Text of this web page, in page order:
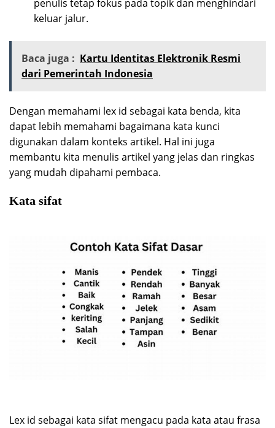
penulis tetap fokus pada topik dan menghindari
keluar jalur.
Baca juga : Kartu Identitas Elektronik Resmi
dari Pemerintah Indonesia
Dengan memahami lex id sebagai kata benda, kita
dapat lebih memahami bagaimana kata kunci
digunakan dalam konteks artikel. Hal ini juga
membantu kita menulis artikel yang jelas dan ringkas
yang mudah dipahami pembaca.
Kata sifat
Lex id sebagai kata sifat mengacu pada kata atau frasa